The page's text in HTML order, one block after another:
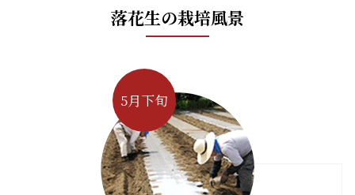
落花生の栽培風景
5月下旬